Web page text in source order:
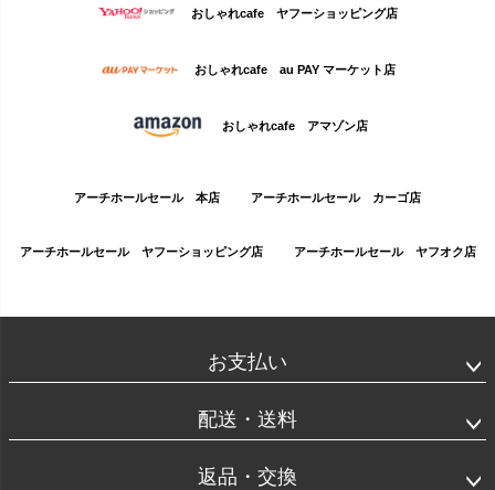
おしゃれcafe ヤフーショッピング店
おしゃれcafe au PAY マーケット店
おしゃれcafe アマゾン店
アーチホールセール 本店 アーチホールセール カーゴ店
アーチホールセール ヤフーショッピング店 アーチホールセール ヤフオク店
お支払い
配送・送料
返品・交換